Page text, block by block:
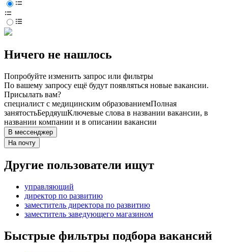
Ничего не нашлось
Попробуйте изменить запрос или фильтры
По вашему запросу ещё будут появляться новые вакансии.
Присылать вам?
специалист с медицинским образованиемПолная
занятостьБердяушКлючевые слова в названии вакансии, в
названии компании и в описании вакансии
В мессенджер
На почту
Другие пользователи ищут
управляющий
директор по развитию
заместитель директора по развитию
заместитель заведующего магазином
Быстрые фильтры подбора вакансий